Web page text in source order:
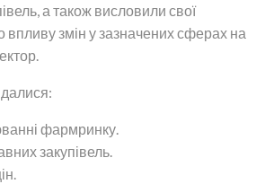
а також висловили свої
змін у зазначених сферах на
фармринку.
закупівель.